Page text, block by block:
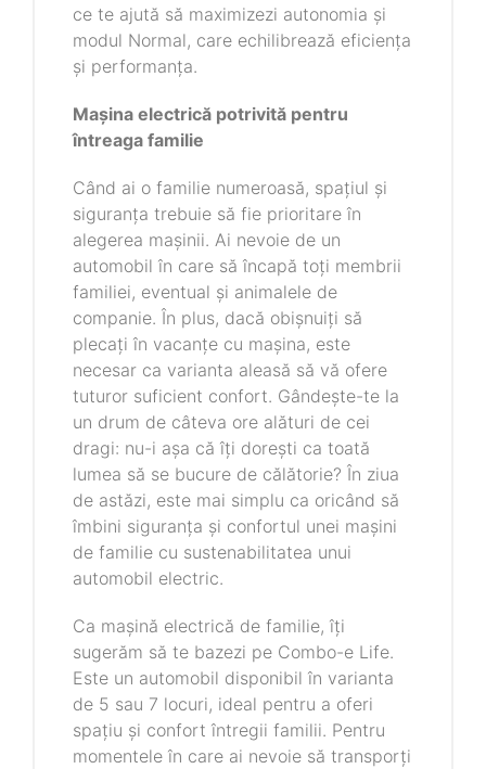
ce te ajută să maximizezi autonomia și
modul Normal, care echilibrează eficiența
și performanța.
Mașina electrică potrivită pentru
întreaga familie
Când ai o familie numeroasă, spațiul și
siguranța trebuie să fie prioritare în
alegerea mașinii. Ai nevoie de un
automobil în care să încapă toți membrii
familiei, eventual și animalele de
companie. În plus, dacă obișnuiți să
plecați în vacanțe cu mașina, este
necesar ca varianta aleasă să vă ofere
tuturor suficient confort. Gândește-te la
un drum de câteva ore alături de cei
dragi: nu-i așa că îți dorești ca toată
lumea să se bucure de călătorie? În ziua
de astăzi, este mai simplu ca oricând să
îmbini siguranța și confortul unei mașini
de familie cu sustenabilitatea unui
automobil electric.
Ca mașină electrică de familie, îți
sugerăm să te bazezi pe Combo-e Life.
Este un automobil disponibil în varianta
de 5 sau 7 locuri, ideal pentru a oferi
spațiu și confort întregii familii. Pentru
momentele în care ai nevoie să transporți